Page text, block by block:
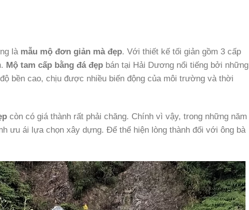
là mẫu mộ đơn giản mà đẹp. Với thiết kế tối giản gồm 3 cấp
Mộ tam cấp bằng đá đẹp bán tại Hải Dương nổi tiếng bởi những
bền cao, chịu được nhiều biến động của môi trường và thời
còn có giá thành rất phải chăng. Chính vì vậy, trong những năm
ưu ái lựa chọn xây dựng. Để thể hiện lòng thành đối với ông bà